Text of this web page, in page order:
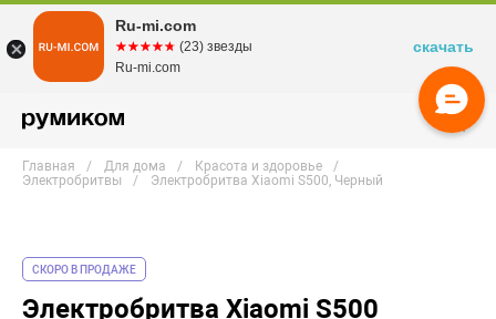
Главная Для дома
Красота и здоровье
Электробритвы
Электробритва Xiaomi S500, Черный
СКОРО В ПРОДАЖЕ
Электробритва Xiaomi S500
Ru-mi.com
☆☆☆☆☆
★★★★★ (23) звезды
Ru-mi.com
скачать